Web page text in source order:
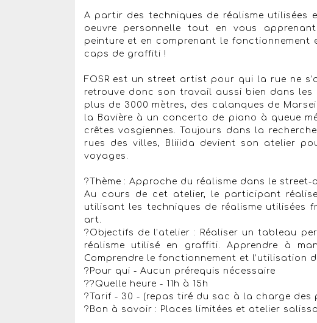
A partir des techniques de réalisme utilisées
oeuvre personnelle tout en vous
peinture et en comprenant le fonctionnement
caps de graffiti !
FOSR est un street artist pour qui la rue ne
retrouve donc son travail aussi bien dans les
plus de 3000 mètres, des calanques de
la Bavière à un concerto de piano à queue
crêtes vosgiennes. Toujours dans la
rues des villes, Bliiida devient son atelier
voyages.
?Thème : Approche du réalisme dans le street-
Au cours de cet atelier, le participant
utilisant les techniques de réalisme utilisées
art.
?Objectifs de l’atelier : Réaliser un tableau
réalisme utilisé en graffiti. Apprendre à
Comprendre le fonctionnement et l’utilisation
?Pour qui - Aucun prérequis nécessaire
??Quelle heure - 11h à 15h
?Tarif - 30 - (repas tiré du sac à la charge des
?Bon à savoir : Places limitées et atelier